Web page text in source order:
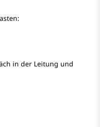
in der Leitung und